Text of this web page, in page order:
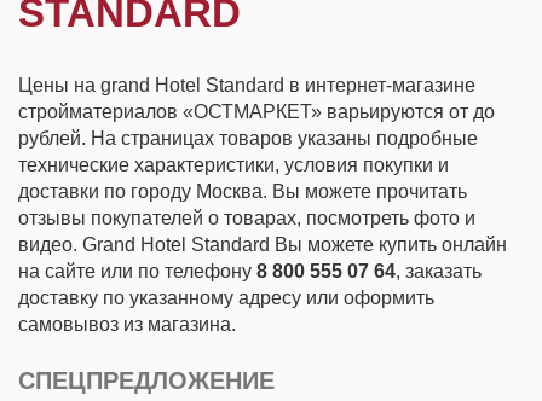
STANDARD
Цены на grand Hotel Standard в интернет-магазине
стройматериалов «ОСТМАРКЕТ» варьируются от до
рублей. На страницах товаров указаны подробные
технические характеристики, условия покупки и
доставки по городу Москва. Вы можете прочитать
отзывы покупателей о товарах, посмотреть фото и
видео. Grand Hotel Standard Вы можете купить онлайн
на сайте или по телефону 8 800 555 07 64, заказать
доставку по указанному адресу или оформить
самовывоз из магазина.
СПЕЦПРЕДЛОЖЕНИЕ